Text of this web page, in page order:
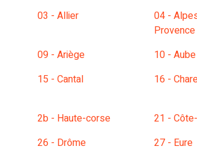
03 - Allier
04 -
Provence
09 - Ariège 10 - Aube
15 - Cantal 16 -
2b - Haute-corse 21 -
26 - Drôme 27 - Eure